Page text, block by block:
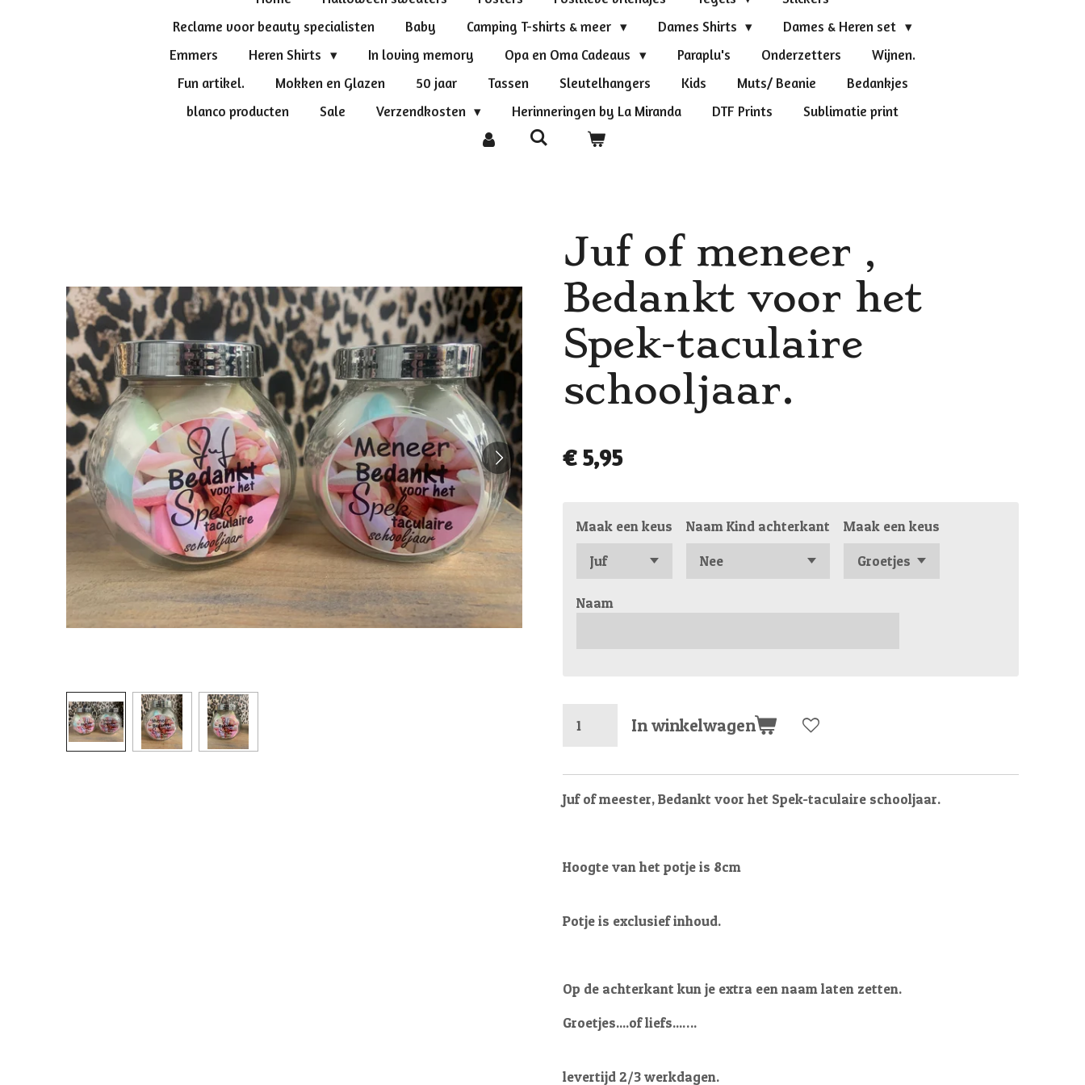
Reclame voor beauty specialisten
Baby Camping T-shirts & meer Dames Shirts
Dames & Heren set
Emmers
Heren Shirts In loving memory Opa en Oma Cadeaus Paraplu's Onderzetters
Wijnen.
Fun artikel.
Mokken en Glazen 50 jaar Tassen Sleutelhangers Kids Muts/ Beanie
Bedankjes
blanco producten
Sale Verzendkosten Herinneringen by La Miranda DTF Prints Sublimatie print
Juf of meneer ,
Bedankt voor het
Spek-taculaire
schooljaar.
€ 5,95
Maak een keus Naam Kind achterkant Maak een keus
Naam
In winkelwagen
Juf of meester, Bedankt voor het Spek-taculaire schooljaar.
Hoogte van het potje is 8cm
Potje is exclusief inhoud.
Op de achterkant kun je extra een naam laten zetten.
Groetjes....of liefs...….
levertijd 2/3 werkdagen.